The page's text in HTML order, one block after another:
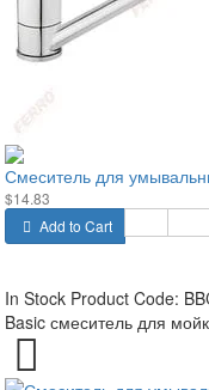
Смеситель для
$14.83
Add to Cart
In Stock Product Code:
Basic смеситель для